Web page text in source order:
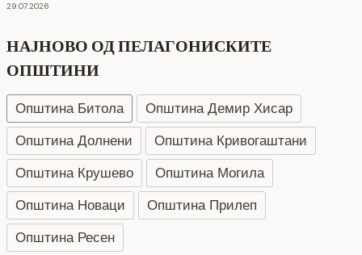
29.07.2026
НАЈНОВО ОД ПЕЛАГОНИСКИТЕ
ОПШТИНИ
Општина Битола
Општина Демир Хисар
Општина Долнени
Општина Кривогаштани
Општина Крушево
Општина Могила
Општина Новаци
Општина Прилеп
Општина Ресен
СЕ АСФАЛТИРА УЛИЦАТА „КОЗАРА“
6 август 2026